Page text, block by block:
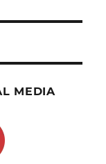
MEDIA